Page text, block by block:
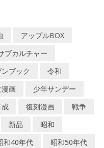
アップルBOX
ブカルチャー
ブック
令和
漫画
少年サンデー
復刻漫画
戦争
新品
昭和
和40年代
昭和50年代